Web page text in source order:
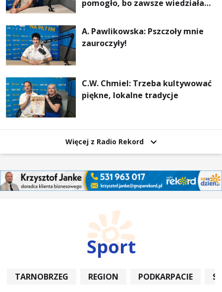
pomogło, bo zawsze wiedziałam,
najważniejsza
A. Pawlikowska: Pszczoły mnie
zauroczyły!
C.W. Chmiel: Trzeba kultywować
piękne, lokalne tradycje
Więcej z Radio Rekord
Sport
TARNOBRZEG REGION PODKARPACIE